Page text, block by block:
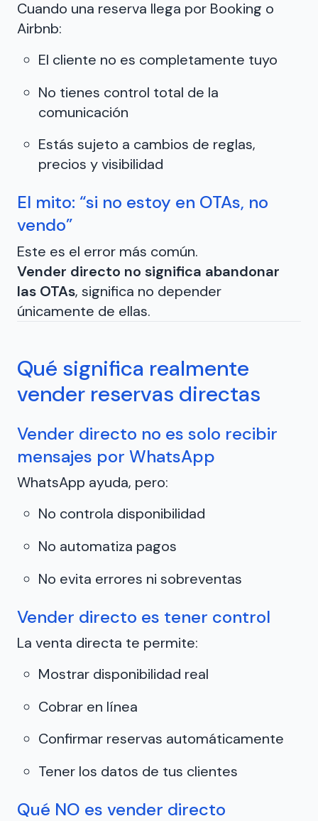
Cuando una reserva llega por Booking o
Airbnb:
El cliente no es completamente tuyo
No tienes control total de la
comunicación
Estás sujeto a cambios de reglas,
precios y visibilidad
El mito: “si no estoy en OTAs, no
vendo”
Este es el error más común.
Vender directo no significa abandonar
las OTAs, significa no depender
únicamente de ellas.
Qué significa realmente
vender reservas directas
Vender directo no es solo recibir
mensajes por WhatsApp
WhatsApp ayuda, pero:
No controla disponibilidad
No automatiza pagos
No evita errores ni sobreventas
Vender directo es tener control
La venta directa te permite:
Mostrar disponibilidad real
Cobrar en línea
Confirmar reservas automáticamente
Tener los datos de tus clientes
Qué NO es vender directo